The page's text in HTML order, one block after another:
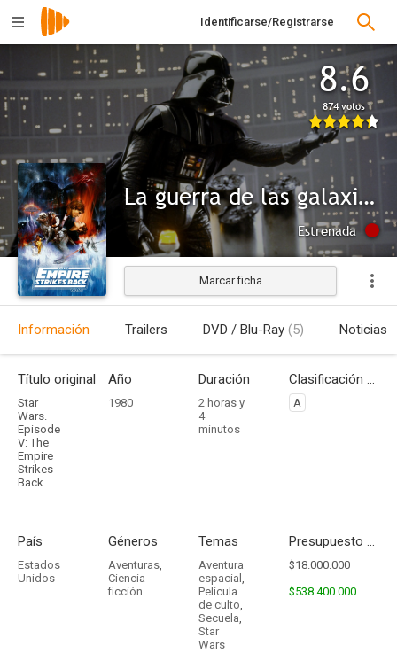
Identificarse/Registrarse
8.6
874 votos
La guerra de las galaxias. Episodio V: El imperio contraataca
Estrenada
Marcar ficha
Información Trailers DVD / Blu-Ray (5) Noticias
Título original
Star
Wars.
Episode
V: The
Empire
Strikes
Back
Año
1980
Duración
2 horas y
4
minutos
Clasificación por edades
A
País
Estados
Unidos
Géneros
Aventuras,
Ciencia
ficción
Temas
Aventura
espacial ,
Película
de culto,
Secuela,
Star
Wars
Presupuesto - Ingresos
$18.000.000
-
$538.400.000